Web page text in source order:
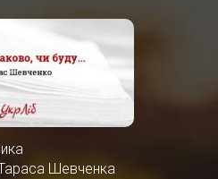
Тараса Шевченка